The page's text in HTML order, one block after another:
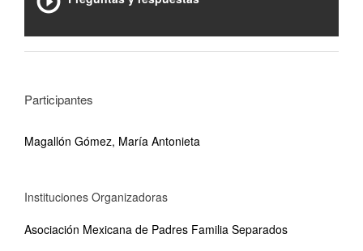
Participantes
Magallón Gómez, María Antonieta
Instituciones Organizadoras
Asociación Mexicana de Padres Familia Separados